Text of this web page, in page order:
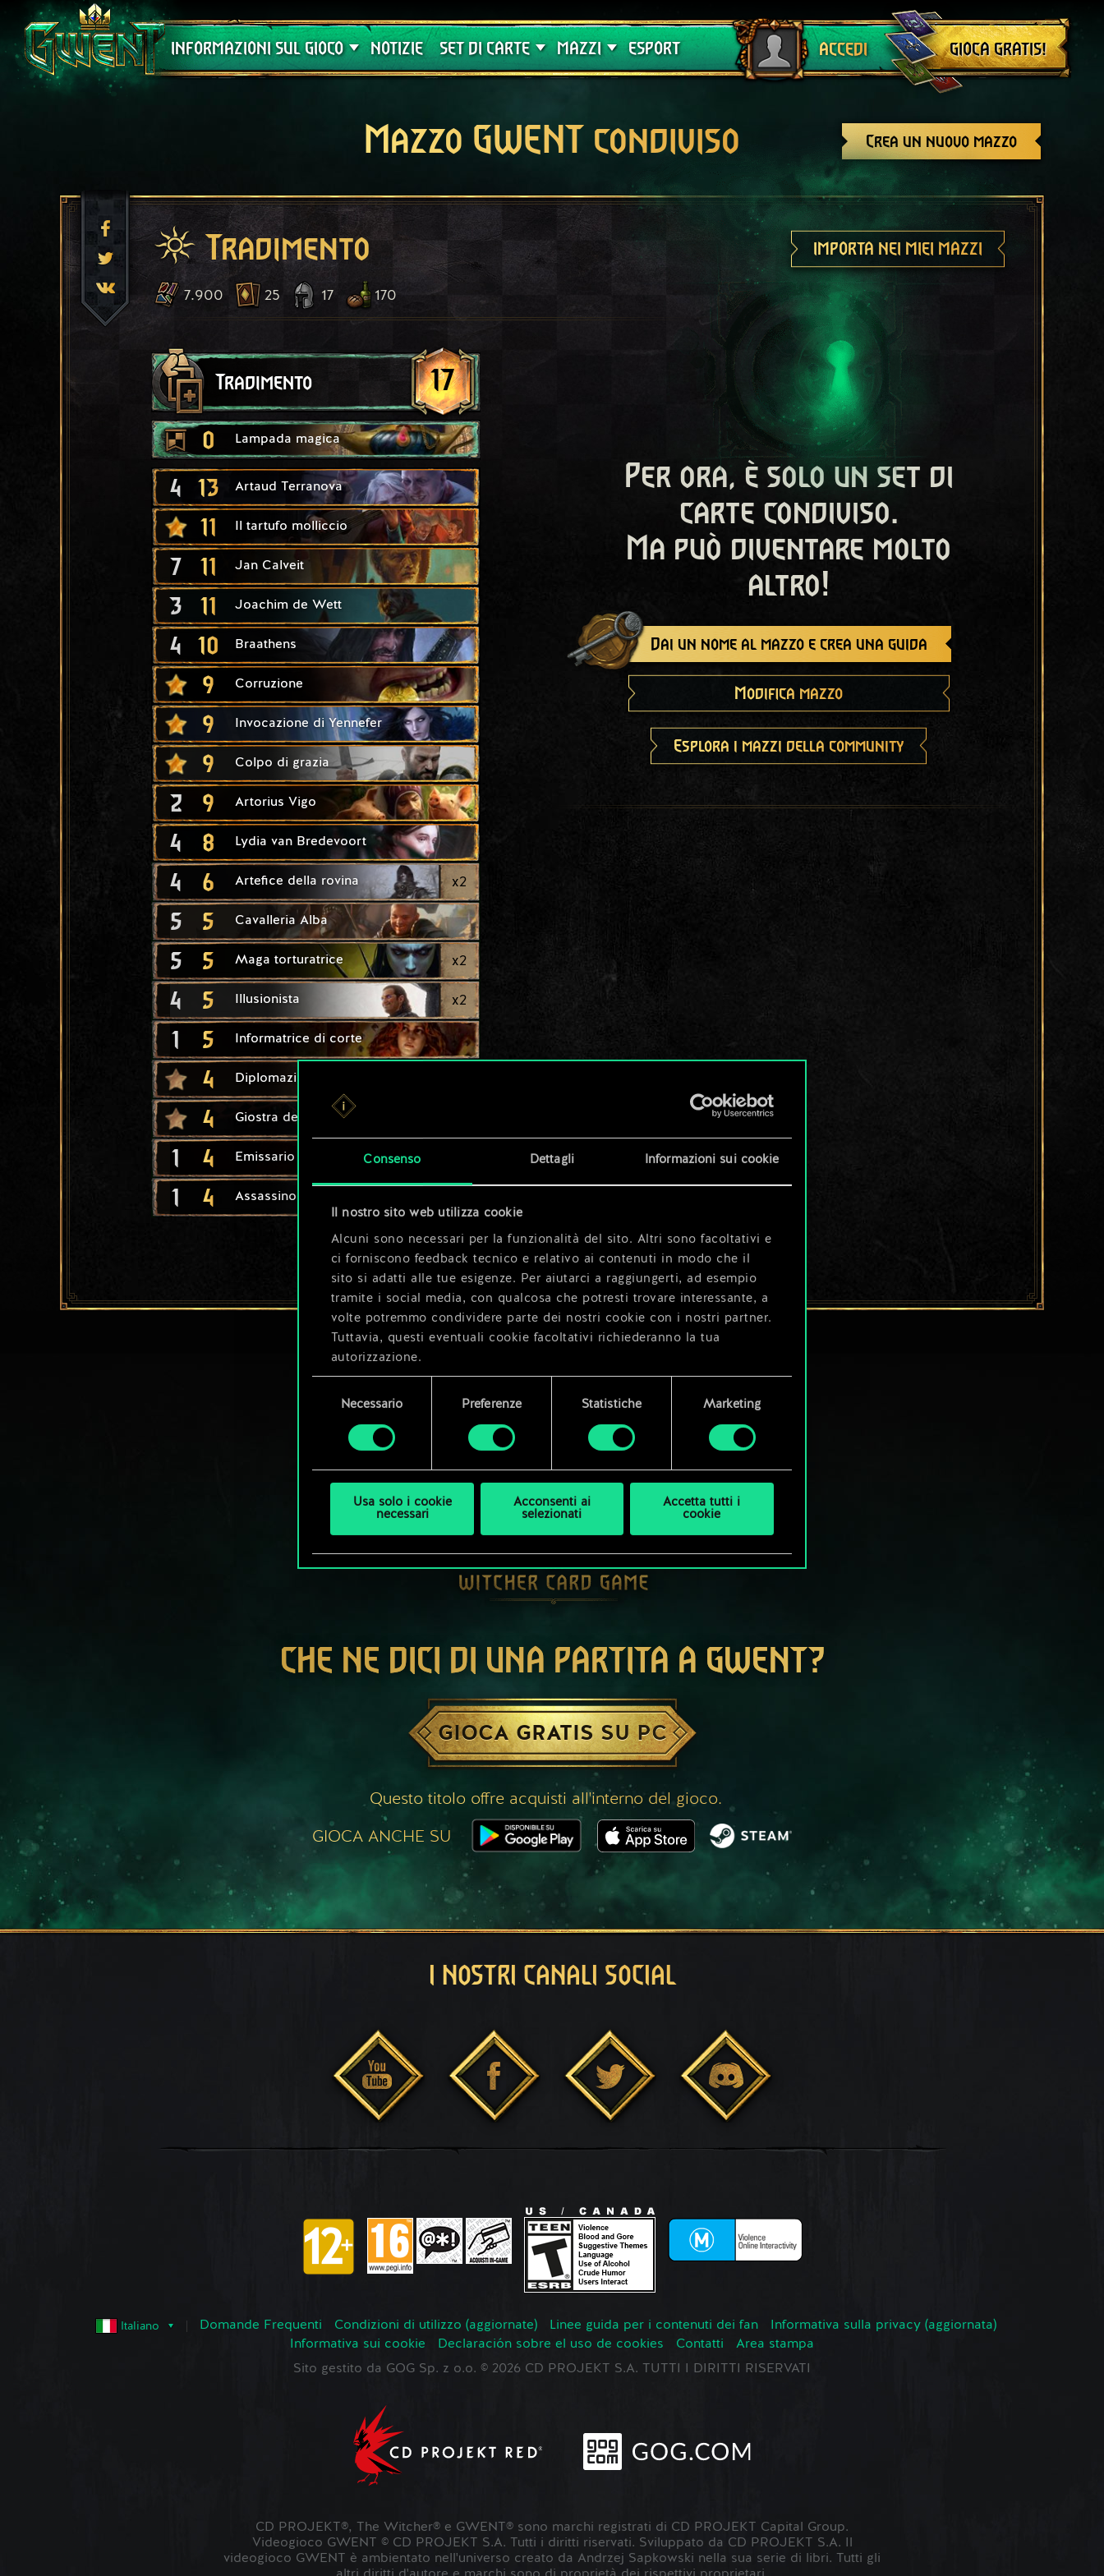
Consenso Dettagli Informazioni sui cookie
Il nostro sito web utilizza cookie
Alcuni sono necessari per la funzionalità del sito. Altri sono facoltativi e
ci forniscono feedback tecnico e relativo ai contenuti in modo che il
sito si adatti alle tue esigenze. Per aiutarci a raggiungerti, ad esempio
tramite i social media, con qualcosa che potresti trovare interessante, a
volte potremmo condividere parte dei nostri cookie con i nostri partner.
Tuttavia, questi eventuali cookie facoltativi richiederanno la tua
autorizzazione.
Tutti i dettagli su come utilizziamo i cookie e su come impostare le tue
consenso
Necessario Preferenze Statistiche Marketing
Usa solo i cookie
necessari
Acconsenti ai
selezionati
Accetta tutti i
cookie
INFORMAZIONI SUL GIOCO
Assistenza
NOTIZIE SET DI CARTE
Crimson Curse
MAZZI
Guide
ESPORT ACCEDI
Esci
GIOCA GRATIS!
Crea un nuovo mazzo
Mazzo GWENT condiviso
Tradimento IMPORTA NEI MIEI MAZZI
7.900 25 17 170
Tradimento 17
0 Lampada magica
4 13 Artaud Terranova
11 Il tartufo molliccio
7 11 Jan Calveit
3 11 Joachim de Wett
4 10 Braathens
9 Corruzione
9 Invocazione di Yennefer
9 Colpo di grazia
2 9 Artorius Vigo
4 8 Lydia van Bredevoort
4 6 Artefice della rovina x2
5 5 Cavalleria Alba
5 5 Maga torturatrice x2
4 5 Illusionista x2
1 5 Informatrice di corte
4 Diplomazia imperiale
4 Giostra del torneo
1 4 Emissario
1 4 Assassino mago
Per ora, è solo un set di
carte condiviso.
Ma può diventare molto
altro!
Dai un nome al mazzo e crea una guida
Modifica mazzo
Esplora i mazzi della community
CHE NE DICI DI UNA PARTITA A GWENT?
GIOCA GRATIS SU PC
Questo titolo offre acquisti all'interno del gioco.
GIOCA ANCHE SU
I NOSTRI CANALI SOCIAL
Italiano Domande Frequenti Condizioni di utilizzo (aggiornate) Linee guida per i contenuti dei fan
Informativa sulla privacy (aggiornata)
Informativa sui cookie
Declaración sobre el uso de cookies Contatti
Area stampa
Sito gestito da GOG Sp. z o.o. © 2026 CD PROJEKT S.A. TUTTI I DIRITTI RISERVATI
CD PROJEKT®, The Witcher® e GWENT® sono marchi registrati di CD PROJEKT Capital Group.
Videogioco GWENT © CD PROJEKT S.A. Tutti i diritti riservati. Sviluppato da CD PROJEKT S.A. Il
videogioco GWENT è ambientato nell'universo creato da Andrzej Sapkowski nella sua serie di libri. Tutti gli